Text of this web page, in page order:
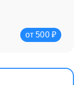
от 500 ₽